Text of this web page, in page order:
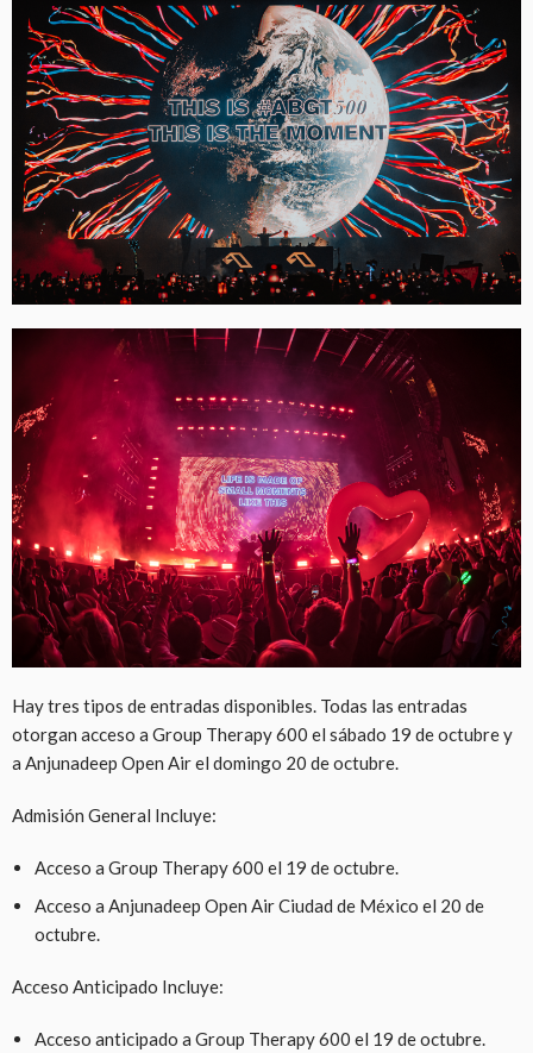
Hay tres tipos de entradas disponibles. Todas las entradas
otorgan acceso a Group Therapy 600 el sábado 19 de octubre y
a Anjunadeep Open Air el domingo 20 de octubre.
Admisión General Incluye:
Acceso a Group Therapy 600 el 19 de octubre.
Acceso a Anjunadeep Open Air Ciudad de México el 20 de
octubre.
Acceso Anticipado Incluye:
Acceso anticipado a Group Therapy 600 el 19 de octubre.